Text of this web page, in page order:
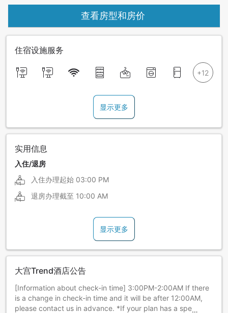
查看房型和房价
住宿设施服务
显示更多
实用信息
入住/退房
入住办理起始 03:00 PM
退房办理截至 10:00 AM
显示更多
大宫Trend酒店公告
[Information about check-in time] 3:00PM-2:00AM If there
is a change in check-in time and it will be after 12:00AM,
please contact us in advance. *If your plan has a specified